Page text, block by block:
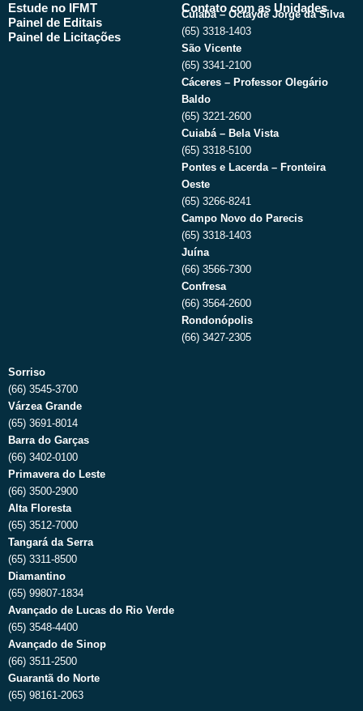
Estude no IFMT
Painel de Editais
Painel de Licitações
Contato com as Unidades
Cuiabá – Octayde Jorge da Silva
(65) 3318-1403
São Vicente
(65) 3341-2100
Cáceres – Professor Olegário
Baldo
(65) 3221-2600
Cuiabá – Bela Vista
(65) 3318-5100
Pontes e Lacerda – Fronteira
Oeste
(65) 3266-8241
Campo Novo do Parecis
(65) 3318-1403
Juína
(66) 3566-7300
Confresa
(66) 3564-2600
Rondonópolis
(66) 3427-2305
Sorriso
(66) 3545-3700
Várzea Grande
(65) 3691-8014
Barra do Garças
(66) 3402-0100
Primavera do Leste
(66) 3500-2900
Alta Floresta
(65) 3512-7000
Tangará da Serra
(65) 3311-8500
Diamantino
(65) 99807-1834
Avançado de Lucas do Rio Verde
(65) 3548-4400
Avançado de Sinop
(66) 3511-2500
Guarantã do Norte
(65) 98161-2063